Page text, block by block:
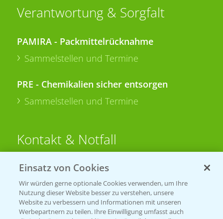
Verantwortung & Sorgfalt
PAMIRA - Packmittelrücknahme
Sammelstellen und Termine
PRE - Chemikalien sicher entsorgen
Sammelstellen und Termine
Kontakt & Notfall
Beratung auf WhatsApp
T.+49 (0)174 346 564 1
KONTAKT
Einsatz von Cookies
Wir würden gerne optionale Cookies verwenden, um Ihre
Nutzung dieser Website besser zu verstehen, unsere
Website zu verbessern und Informationen mit unseren
Werbepartnern zu teilen. Ihre Einwilligung umfasst auch